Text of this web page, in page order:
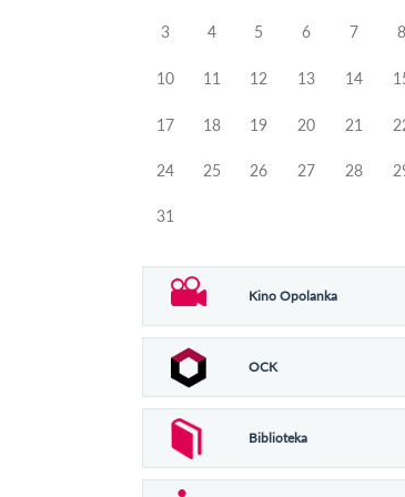
3 4 5 6 7 8
10 11 12 13 14
17 18 19 20 21
24 25 26 27 28
31
Kino Opolanka
OCK
Biblioteka